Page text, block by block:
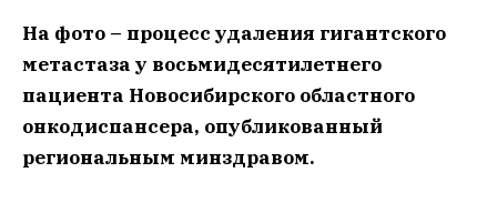
На фото – процесс удаления гигантского
метастаза у восьмидесятилетнего
пациента Новосибирского областного
онкодиспансера, опубликованный
региональным минздравом.